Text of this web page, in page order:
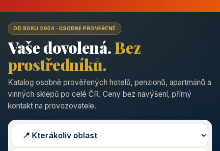
OD ROKU 2004 · OSOBNĚ PROVĚŘENÉ
Vaše dovolená.Bez
prostředníků.
Katalog osobně prověřených hotelů, penzionů, apartmánů a
vinných sklepů po celé ČR. Ceny bez navýšení, přímý
kontakt na provozovatele.